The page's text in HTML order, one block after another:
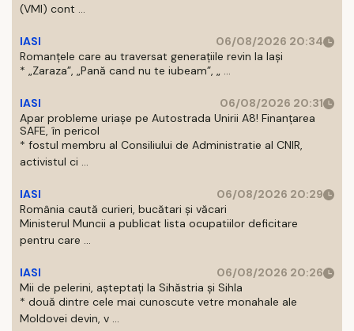
(VMI) cont ...
IASI
06/08/2026 20:34
Romanțele care au traversat generațiile revin la Iași
* „Zaraza”, „Pană cand nu te iubeam”, „ ...
IASI
06/08/2026 20:31
Apar probleme uriașe pe Autostrada Unirii A8! Finanțarea
SAFE, în pericol
* fostul membru al Consiliului de Administratie al CNIR,
activistul ci ...
IASI
06/08/2026 20:29
România caută curieri, bucătari și văcari
Ministerul Muncii a publicat lista ocupatiilor deficitare
pentru care ...
IASI
06/08/2026 20:26
Mii de pelerini, așteptați la Sihăstria și Sihla
* două dintre cele mai cunoscute vetre monahale ale
Moldovei devin, v ...